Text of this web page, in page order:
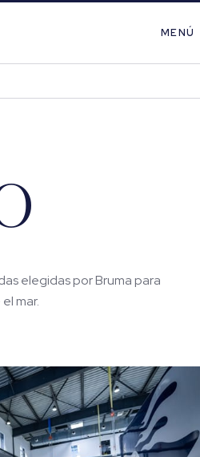
MENÚ
elegidas por Bruma para
mar.